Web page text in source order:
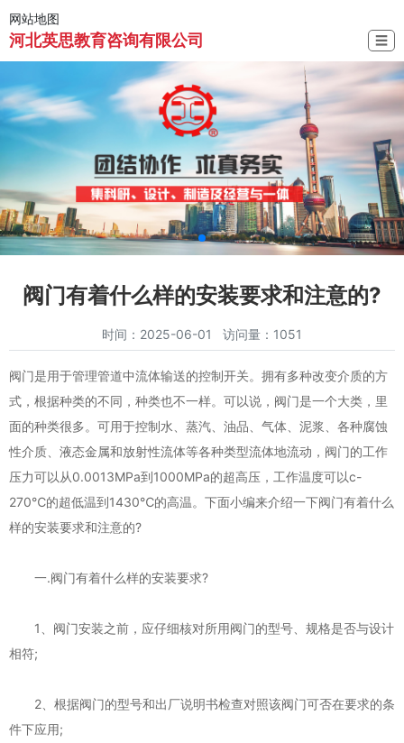
网站地图
河北英思教育咨询有限公司 ☰
阀门有着什么样的安装要求和注意的?
时间：2025-06-01 访问量：1051
阀门是用于管理管道中流体输送的控制开关。拥有多种改变介质的方
式，根据种类的不同，种类也不一样。可以说，阀门是一个大类，里
面的种类很多。可用于控制水、蒸汽、油品、气体、泥浆、各种腐蚀
性介质、液态金属和放射性流体等各种类型流体地流动，阀门的工作
压力可以从0.0013MPa到1000MPa的超高压，工作温度可以c-
270℃的超低温到1430℃的高温。下面小编来介绍一下阀门有着什么
样的安装要求和注意的?
一.阀门有着什么样的安装要求?
1、阀门安装之前，应仔细核对所用阀门的型号、规格是否与设计
相符;
2、根据阀门的型号和出厂说明书检查对照该阀门可否在要求的条
件下应用;